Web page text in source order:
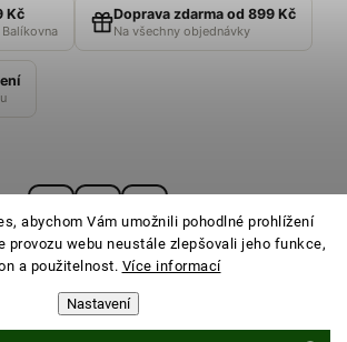
abychom Vám umožnili pohodlné prohlížení
provozu webu neustále zlepšovali jeho funkce,
a použitelnost. Více informací
Nastavení
Kč Doprava zdarma od 899 Kč
Na všechny objednávky
· Všechna práva vyhrazena ·